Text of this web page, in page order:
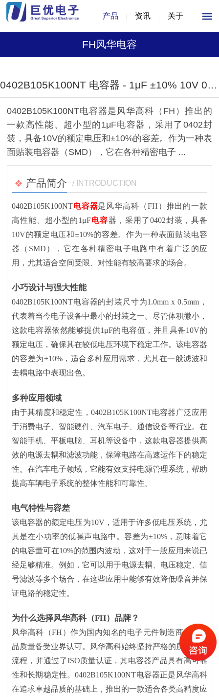
产品 资讯 关于
FH风华电容
1/1
0402B105K100NT 电容器 - 1μF ±10% 10V 0402 封装 风华高科
0402B105K100NT电容器是风华高科（FH）推出的
一款高性能、超小型的1μF电容器，采用了0402封
装，具备10V的额定电压和±10%的容差。作为一种表
面贴装电容器（SMD），它在各种精密电子 ...
产品简介 / INTRODUCTION
0402B105K100NT电容器是风华高科（FH）推出的一款
高性能、超小型的1μF电容器，采用了0402封装，具备
10V的额定电压和±10%的容差。作为一种表面贴装电容
器（SMD），它在各种精密电子电路中有着广泛的应
用，尤其适合空间受限、对性能有较高要求的场合。
小巧设计与强大性能
0402B105K100NT电容器的封装尺寸为1.0mm x 0.5mm，
代表着当今电子设备中最小的封装之一。尽管体积微小，
这款电容器依然能够提供1μF的电容值，并且具备10V的
额定电压，确保其在较低电压环境下稳定工作。该电容器
的容差为±10%，适合多种应用需求，尤其在一般滤波和
去耦电路中表现出色。
多种应用领域
由于其精度和稳定性， 0402B105K100NT电容器广泛应用
于消费电子、智能硬件、汽车电子、通信设备等行业。在
智能手机、平板电脑、耳机等设备中，这款电容器提供高
效的电源去耦和滤波功能，保障电路在高速运作下的稳定
性。在汽车电子领域，它能有效支持电源管理系统，帮助
提高车辆电子系统的整体性能和可靠性。
电气特性与容差
该电容器的额定电压为10V，适用于许多低电压系统，尤
其是在小功率的低噪声电路中。容差为±10%，意味着它
的电容量可在10%的范围内波动，这对于一般应用来说已
经足够精准。例如，它可以用于电源去耦、电压稳定、信
号滤波等多个场合，在这些应用中能够有效降低噪音并保
证电路的稳定性。
为什么选择风华高科（FH）品牌？
风华高科（FH）作为国内知名的电子元件制造商，其产
品质量备受业界认可。风华高科始终坚持严格的质量控制
流程，并通过了ISO质量认证，其电容器产品具有高可靠
性和长期稳定性。0402B105K100NT电容器正是风华高科
在追求卓越品质的基础上，推出的一款适合各类高精度应